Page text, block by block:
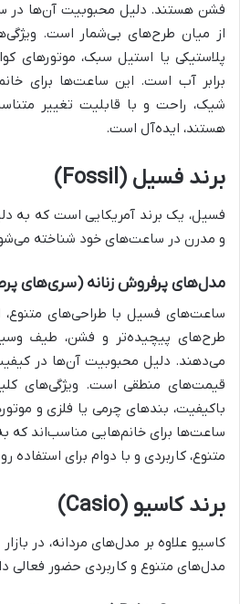
فشن هستند. دلیل محبوبیت آن‌ها در
از میان طرح‌های بی‌شمار است.
پلاستیکی یا استیل سبک، موتورهای
برابر آب است. این ساعت‌ها برای
شیک، راحت و با قابلیت تغییر
هستند، ایده‌آل است.
برند فسیل (Fossil)
فسیل، یک برند آمریکایی است که به
و مدرن در ساعت‌های خود شناخته
مدل‌های پرفروش زنانه (سری‌های
ساعت‌های فسیل با طراحی‌های متنوع،
طرح‌های پیچیده‌تر و فشن، طیف
می‌دهند. دلیل محبوبیت آن‌ها در
قیمت‌های منطقی است. ویژگی‌های
باکیفیت، بندهای چرمی یا فلزی و
ساعت‌ها برای خانم‌هایی مناسب‌اند که
متنوع، کاربردی و با دوام برای استفاده
برند کاسیو (Casio)
کاسیو علاوه بر مدل‌های مردانه، در
مدل‌های متنوع و کاربردی حضور فعالی